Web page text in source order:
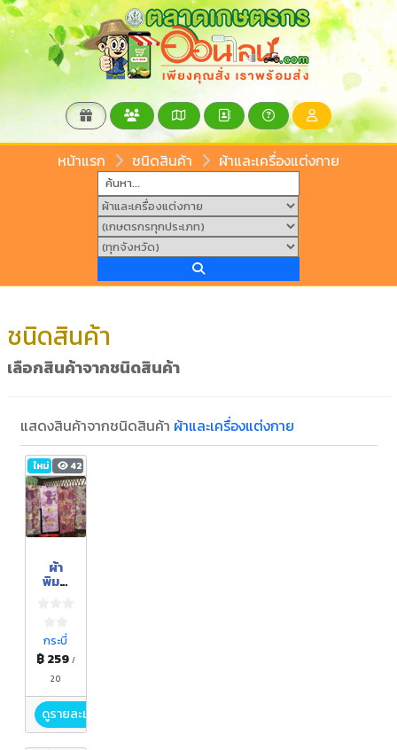
หน้าแรก ชนิดสินค้า ผ้าและเครื่องแต่งกาย
ชนิดสินค้า
เลือกสินค้าจากชนิดสินค้า
แสดงสินค้าจากชนิดสินค้า ผ้าและเครื่องแต่งกาย
ใหม่ 42
ผ้า
พิมพ์
กระบี่
฿ 259 /
20
ดูรายละเอียด